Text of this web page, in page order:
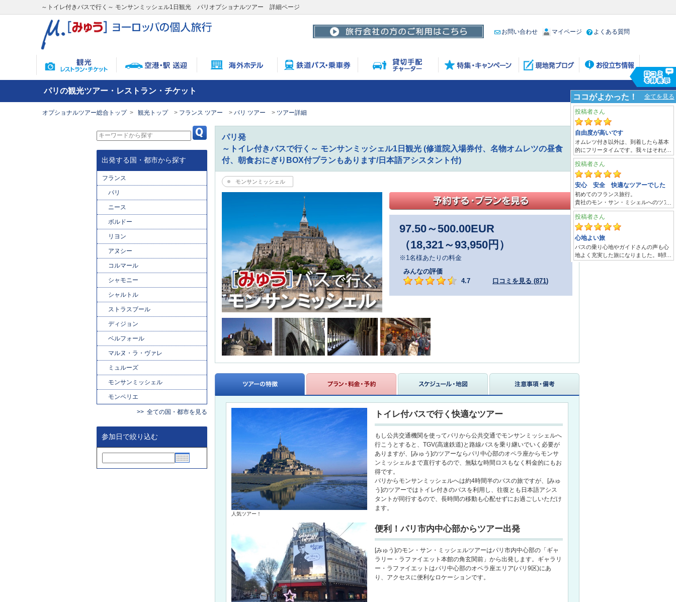
～トイレ付きバスで行く～ モンサンミッシェル1日観光 パリオプショナルツアー 詳細ページ
お問い合わせ マイページ よくある質問
パリの観光ツアー・レストラン・チケット
オプショナルツアー総合トップ 観光トップ フランス ツアー パリ ツアー ツアー詳細
出発する国・都市から探す
フランス
パリ
ニース
ボルドー
リヨン
アヌシー
コルマール
シャモニー
シャルトル
ストラスブール
ディジョン
ベルフォール
マルヌ・ラ・ヴァレ
ミュルーズ
モンサンミッシェル
モンペリエ
全ての国・都市を見る
参加日で絞り込む
パリ発
～トイレ付きバスで行く～ モンサンミッシェル1日観光 (修道院入場券付、名物オムレツの昼食
付、朝食おにぎりBOX付プランもあります/日本語アシスタント付)
モンサンミッシェル
97.50～500.00EUR
（18,321～93,950円）
※1名様あたりの料金
みんなの評価
4.7
口コミを見る (871)
人気ツアー！
トイレ付バスで行く快適なツアー
もし公共交通機関を使ってパリから公共交通でモンサンミッシェルへ
行こうとすると、TGV(高速鉄道)と路線バスを乗り継いでいく必要が
ありますが、[みゅう]のツアーならパリ中心部のオペラ座からモンサ
ンミッシェルまで直行するので、無駄な時間ロスもなく料金的にもお
得です。
パリからモンサンミッシェルへは約4時間半のバスの旅ですが、[みゅ
う]のツアーではトイレ付きのバスを利用し、往復とも日本語アシス
タントが同行するので、長時間の移動も心配せずにお過ごしいただけ
ます。
便利！パリ市内中心部からツアー出発
[みゅう]のモン・サン・ミッシェルツアーはパリ市内中心部の「ギャ
ラリー・ラファイエット本館の角玄関前」から出発します。ギャラリ
ー・ラファイエットはパリ中心部のオペラ座エリア(パリ9区)にあ
り、アクセスに便利なロケーションです。